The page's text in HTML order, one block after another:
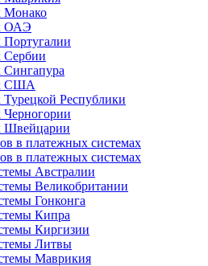
Монако
ОАЭ
Португалии
Сербии
Сингапура
США
Турецкой Республики
Черногории
Швейцарии
в платежных системах
в платежных системах
Австралии
Великобритании
Гонконга
Кипра
Киргизии
Литвы
Маврикия